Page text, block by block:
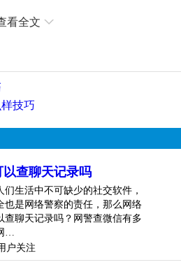
信转账比较多能转多少？限额是
零钱资金进行转账，限额是单笔
3000元；
用零钱或银行...
了怎么办？微信转账限额怎
人后续都没法再支付，那么微信
信转账限额怎么提升？具体有什
看全文
技巧
以查聊天记录吗
们生活中不可缺少的社交软件，
也是网络警察的责任，那么网络
查聊天记录吗？网警查微信有多
…
户关注